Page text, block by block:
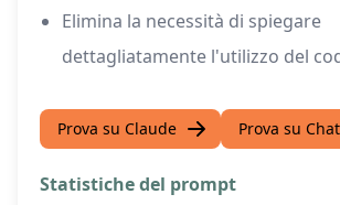
Elimina la necessità di spiegare
dettagliatamente l'utilizzo del
Prova su Claude Prova su
Statistiche del prompt